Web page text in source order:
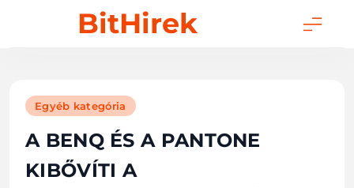
BitHirek
Egyéb kategória
A BENQ ÉS A PANTONE
KIBŐVÍTI A